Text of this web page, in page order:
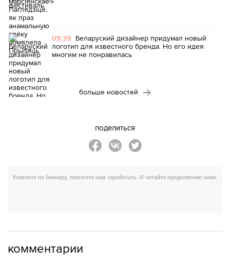
09:39 Беларуский дизайнер придумал новый
логотип для известного бренда. Но его идея
многим не понравилась
больше новостей
поделиться
комментарии